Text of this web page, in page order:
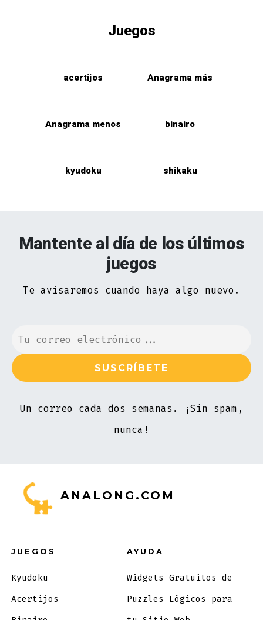
Juegos
acertijos Anagrama más
Anagrama menos binairo
kyudoku shikaku
Mantente al día de los últimos
juegos
Te avisaremos cuando haya algo nuevo.
Un correo cada dos semanas. ¡Sin spam,
nunca!
ANALONG.COM
JUEGOS
Kyudoku
Acertijos
AYUDA
Widgets Gratuitos de
Puzzles Lógicos para